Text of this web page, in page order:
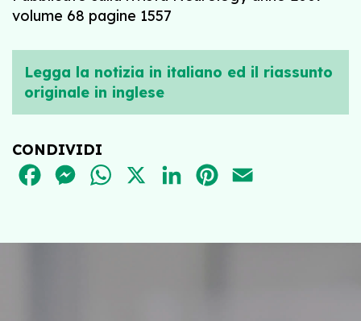
volume 68 pagine 1557
Legga la notizia in italiano ed il riassunto
originale in inglese
CONDIVIDI
FACEBOOKMESSENGER
WHATSAPPLINKEDINPINTEREST